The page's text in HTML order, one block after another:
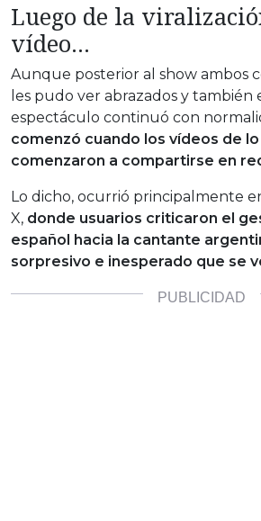
Luego de la
vídeo…
Aunque posterior al show ambos
les pudo ver abrazados y también
espectáculo continuó con
comenzó cuando los vídeos de
comenzaron a compartirse en
Lo dicho, ocurrió principalmente
X, donde usuarios criticaron el
español hacia la cantante
sorpresivo e inesperado que se